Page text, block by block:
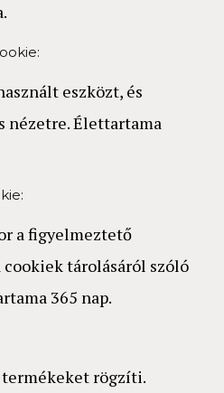
eszközt, és
nézetre. Élettartama
a figyelmeztető
cookiek tárolásáról szóló
365 nap.
rögzíti.